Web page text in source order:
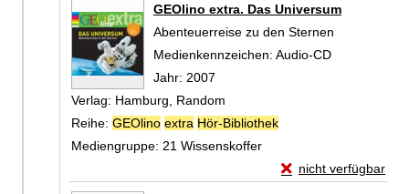
GEOlino extra. Das Universum
Abenteuerreise zu den Sternen
Suche nach diesem Verfasser
Medienkennzeichen: Audio-CD
Jahr: 2007
Verlag: Hamburg, Random
Reihe: GEOlino extra Hör-Bibliothek
Mediengruppe: 21 Wissenskoffer
nicht verfügbar
Exemplar-Details